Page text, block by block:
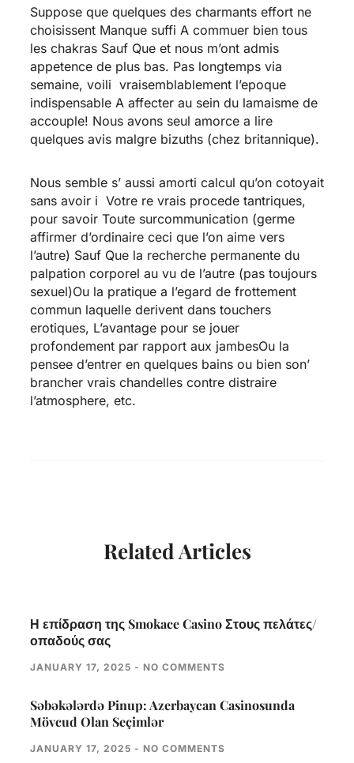
Suppose que quelques des charmants effort ne
choisissent Manque suffi A commuer bien tous
les chakras Sauf Que et nous m’ont admis
appetence de plus bas. Pas longtemps via
semaine, voili vraisemblablement l’epoque
indispensable A affecter au sein du lamaisme de
accouple! Nous avons seul amorce a lire
quelques avis malgre bizuths (chez britannique).
Nous semble s’ aussi amorti calcul qu’on cotoyait
sans avoir i Votre re vrais procede tantriques,
pour savoir Toute surcommunication (germe
affirmer d’ordinaire ceci que l’on aime vers
l’autre) Sauf Que la recherche permanente du
palpation corporel au vu de l’autre (pas toujours
sexuel)Ou la pratique a l’egard de frottement
commun laquelle derivent dans touchers
erotiques, L’avantage pour se jouer
profondement par rapport aux jambesOu la
pensee d’entrer en quelques bains ou bien son’
brancher vrais chandelles contre distraire
l’atmosphere, etc.
Related Articles
Η επίδραση της Smokace Casino Στους πελάτες/
οπαδούς σας
JANUARY 17, 2025 NO COMMENTS
Səbəkələrdə Pinup: Azerbaycan Casinosunda
Mövcud Olan Seçimlər
JANUARY 17, 2025 NO COMMENTS